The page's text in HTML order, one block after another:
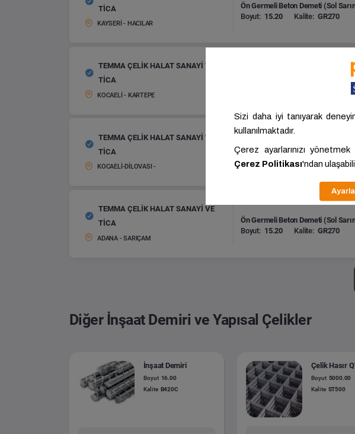
TİCA
KAYSERİ - HACILAR
Ön Germeli Beton Demeti (Sol
Boyut: 15.20 Kalite: GR270
TEMMA ÇELİK HALAT SANAYİ VE
TİCA
KOCAELİ - KARTEPE
Ön Germeli Beton Demeti (Sol
TEMMA ÇELİK HALAT SANAYİ VE
TİCA
KOCAELİ-DİLOVASI -
Ön Germeli Beton Demeti (Sol
15.20 Kalite: GR270
TEMMA ÇELİK HALAT SANAYİ VE
TİCA
ADANA - SARIÇAM
Ön Germeli Beton Demeti (Sol
Boyut: 15.20 Kalite: GR270
Diğer İnşaat Demiri ve Yapısal Çelikler
İnşaat Demiri
Boyut 16.00
Kalite B420C
Çelik Hasır
Boyut 5000.00
Kalite ST500